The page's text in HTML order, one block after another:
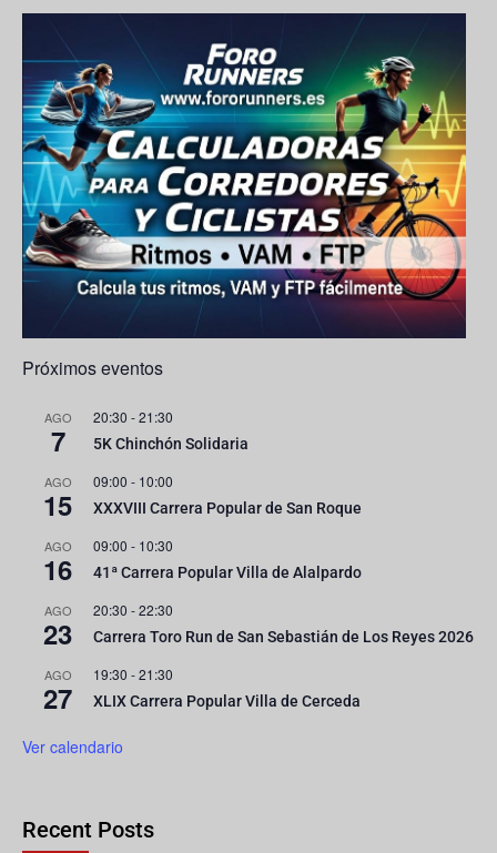
o
k
r
a
m
M
a
p
s
e
C
h
a
n
n
e
l
Próximos eventos
AGO
7
20:30 -21:30
5K Chinchón Solidaria
AGO
15
09:00 - 10:00
XXXVIII Carrera Popular de San Roque
AGO
16
09:00 - 10:30
41ª Carrera Popular Villa de Alalpardo
AGO
23
20:30 -22:30
Carrera Toro Run de San Sebastián de Los Reyes 2026
AGO
27
19:30 -21:30
XLIX Carrera Popular Villa de Cerceda
Ver calendario
Recent Posts